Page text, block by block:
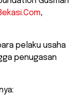
,
pelaku usaha
penugasan